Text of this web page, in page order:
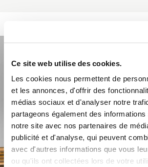
Ce site web utilise des cookies.
Les cookies nous permettent de
et les annonces, d'offrir des
médias sociaux et d'analyser notre
partageons également des
notre site avec nos partenaires de
publicité et d'analyse, qui peuvent
avec d'autres informations que vous
ou qu'ils ont collectées lors de votre